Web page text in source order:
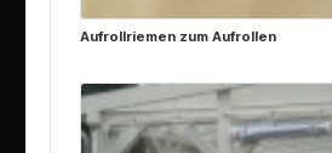
Aufrollriemen zum Aufrollen